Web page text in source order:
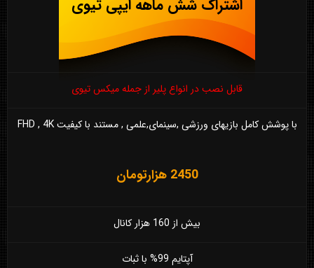
اشتراک شش ماهه ایپی تیوی
قابل نصب در انواع پلیر از جمله میکس تیوی
با پوشش کامل بازیهای ورزشی ,سینمای,علمی , مستند با کیفیت FHD , 4K
2450 هزارتومان
بیش از 160 هزار کانال
آپتایم 99% با ثبات